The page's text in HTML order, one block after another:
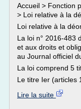
Accueil > Fonction
> Loi relative à la
Loi relative à la
La loi n° 2016-483
et aux droits et
au Journal officiel
La loi comprend 5
Le titre Ier (articles
Lire la suite